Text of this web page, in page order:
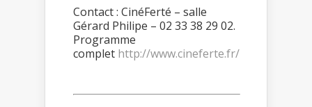
Contact : CinéFerté – salle
Gérard Philipe – 02 33 38 29 02.
Programme
complet http://www.cineferte.fr/